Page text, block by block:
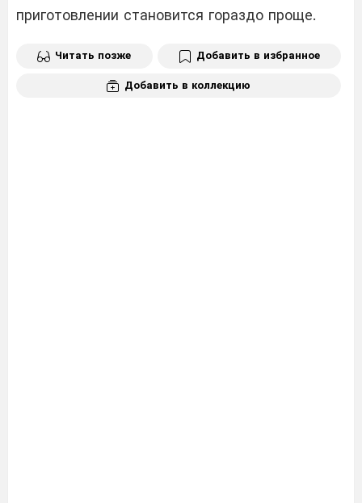
приготовлении становится гораздо проще.
Читать позже Добавить в избранное
Добавить в коллекцию